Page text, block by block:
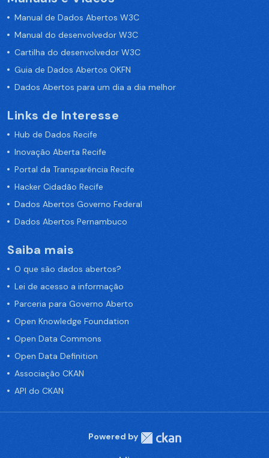
Manual de Dados Abertos W3C
Manual do desenvolvedor W3C
Cartilha do desenvolvedor W3C
Guia de Dados Abertos OKFN
Dados Abertos para um dia a dia melhor
Links de Interesse
Hub de Dados Recife
Inovação Aberta Recife
Portal da Transparência Recife
Hacker Cidadão Recife
Dados Abertos Governo Federal
Dados Abertos Pernambuco
Saiba mais
O que são dados abertos?
Lei de acesso a informação
Parceria para Governo Aberto
Open Knowledge Foundation
Open Data Commons
Open Data Definition
Associação CKAN
API do CKAN
Powered by